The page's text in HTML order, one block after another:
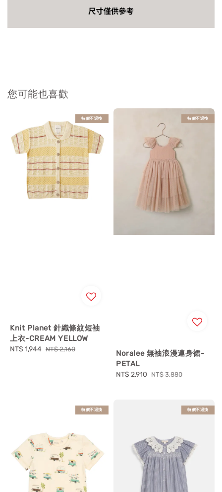
您可能也喜歡
特價不退換
Knit Planet 針織條紋短袖
上衣-CREAM YELLOW
Sale
NT$ 1,944 Regular
NT$ 2,160
特價不退換
Noralee 無袖浪漫連身裙-
PETAL
Sale
NT$ 2,910 Regular
NT$ 3,880
特價不退換 特價不退換